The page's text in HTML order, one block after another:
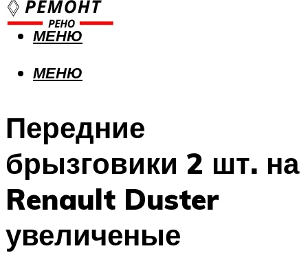
МЕНЮ
МЕНЮ
Передние
брызговики 2 шт. на
Renault Duster
увеличеные